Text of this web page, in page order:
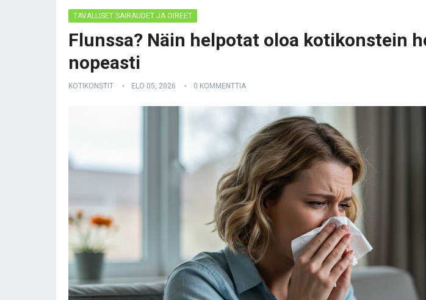
TAVALLISET SAIRAUDET JA OIREET
Flunssa? Näin helpotat oloa kotikonstein
nopeasti
KOTIKONSTIT ELO 05, 2026 0 KOMMENTTIA